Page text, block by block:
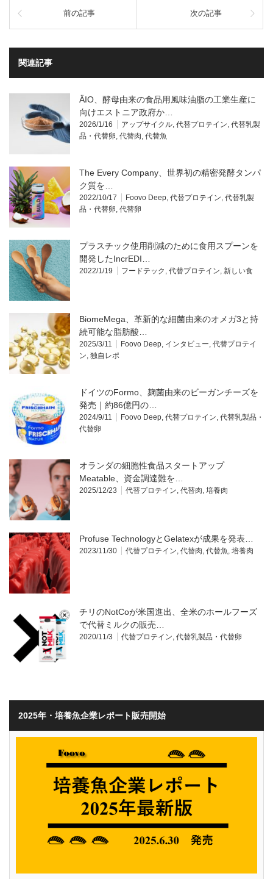
前の記事 次の記事
関連記事
ÄIO、酵母由来の食品用風味油脂の工業生産に
向けエストニア政府か…
2026/1/16 アップサイクル 代替プロテイン 代替乳製
品・代替卵 代替肉 代替魚
The Every Company、世界初の精密発酵タンパ
ク質を…
2022/10/17 Foovo Deep 代替プロテイン 代替乳製
品・代替卵 代替卵
プラスチック使用削減のために食用スプーンを
開発したIncrEDI…
2022/1/19 フードテック 代替プロテイン 新しい食
BiomeMega、革新的な細菌由来のオメガ3と持
続可能な脂肪酸…
2025/3/11 Foovo Deep インタビュー 代替プロテイ
ン 独自レポ
ドイツのFormo、麹菌由来のビーガンチーズを
発売｜約86億円の…
2024/9/11 Foovo Deep 代替プロテイン 代替乳製品・
代替卵
オランダの細胞性食品スタートアップ
Meatable、資金調達難を…
2025/12/23 代替プロテイン 代替肉 培養肉
Profuse TechnologyとGelatexが成果を発表…
2023/11/30 代替プロテイン 代替肉 代替魚 培養肉
チリのNotCoが米国進出、全米のホールフーズ
で代替ミルクの販売…
2020/11/3 代替プロテイン 代替乳製品・代替卵
2025年・培養魚企業レポート販売開始